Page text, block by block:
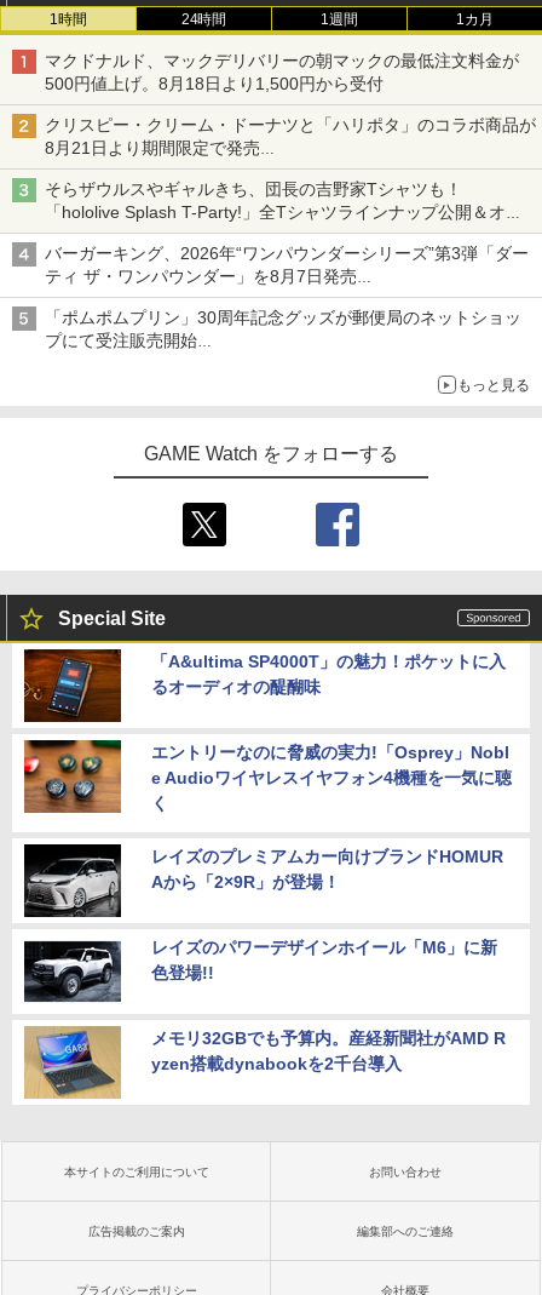
1時間 24時間 1週間 1カ月
マクドナルド、マックデリバリーの朝マックの最低注文料金が
500円値上げ。8月18日より1,500円から受付
クリスピー・クリーム・ドーナツと「ハリポタ」のコラボ商品が
8月21日より期間限定で発売
組分け帽子ドーナツなど見た目も楽しい商品が登場
そらザウルスやギャルきち、団長の吉野家Tシャツも！
「hololive Splash T-Party!」全Tシャツラインナップ公開＆オン
ライン販売開始
バーガーキング、2026年“ワンパウンダーシリーズ”第3弾「ダー
ティ ザ・ワンパウンダー」を8月7日発売
「特製ガーリックマヨソース」を使用した超大型チーズバーガー
「ポムポムプリン」30周年記念グッズが郵便局のネットショッ
プにて受注販売開始
もっと見る
GAME Watch をフォローする
Special Site
「A&ultima SP4000T」の魅力！ポケットに入
るオーディオの醍醐味
エントリーなのに脅威の実力!「Osprey」Nobl
e Audioワイヤレスイヤフォン4機種を一気に聴
く
レイズのプレミアムカー向けブランドHOMUR
Aから「2×9R」が登場！
レイズのパワーデザインホイール「M6」に新
色登場!!
メモリ32GBでも予算内。産経新聞社がAMD R
yzen搭載dynabookを2千台導入
本サイトのご利用について お問い合わせ
広告掲載のご案内 編集部へのご連絡
プライバシーポリシー 会社概要